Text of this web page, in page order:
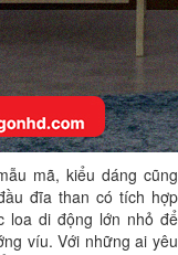
mã, kiểu dáng cũng
đĩa than có tích hợp
loa di động lớn nhỏ để
víu. Với những ai yêu